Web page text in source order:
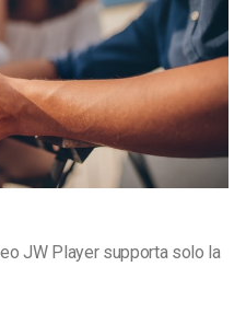
JW Player supporta solo la